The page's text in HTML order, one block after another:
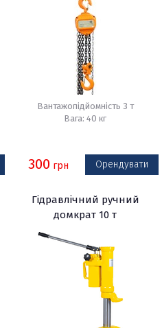
Вантажопідйомність 3 т
Вага: 40 кг
300 грн Орендувати
Гідравлічний ручний
домкрат 10 т